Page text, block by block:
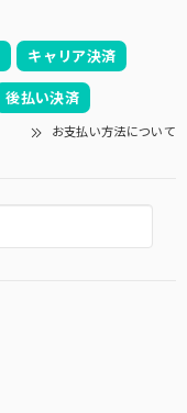
キャリア決済
後払い決済
お支払い方法について